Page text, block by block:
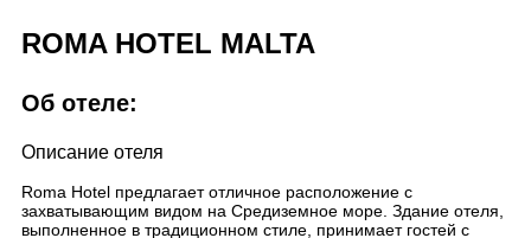
ROMA HOTEL MALTA
Об отеле:
Описание отеля
Roma Hotel предлагает отличное расположение с
захватывающим видом на Средиземное море. Здание отеля,
выполненное в традиционном стиле, принимает гостей с